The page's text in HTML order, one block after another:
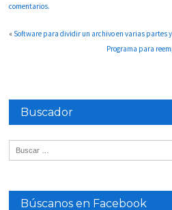
comentarios.
« Software para dividir un archivo en varias partes
Programa para
Buscador
Búscanos en Facebook